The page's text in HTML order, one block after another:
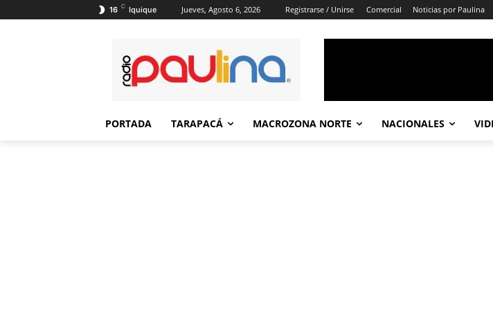
16 C Iquique Jueves, Agosto 6, 2026 Registrarse / Unirse Comercial Noticias por Paulina
PORTADA TARAPACÁ MACROZONA NORTE NACIONALES